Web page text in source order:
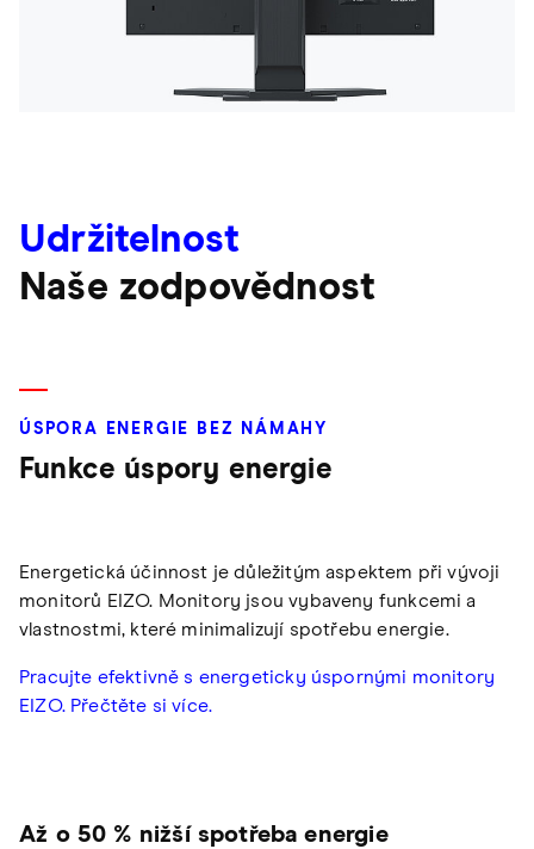
Udržitelnost
Naše zodpovědnost
ÚSPORA ENERGIE BEZ NÁMAHY
Funkce úspory energie
Energetická účinnost je důležitým aspektem při vývoji
monitorů EIZO. Monitory jsou vybaveny funkcemi a
vlastnostmi, které minimalizují spotřebu energie.
Pracujte efektivně s energeticky úspornými monitory
EIZO. Přečtěte si více.
Až o 50 % nižší spotřeba energie